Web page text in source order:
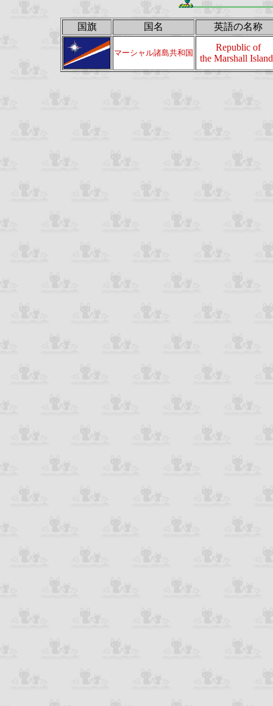
国旗 国名 英語の名称
マーシャル諸島共和国
Republic of
the Marshall